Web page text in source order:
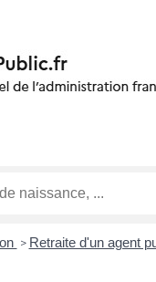
> Retraite d'un agent